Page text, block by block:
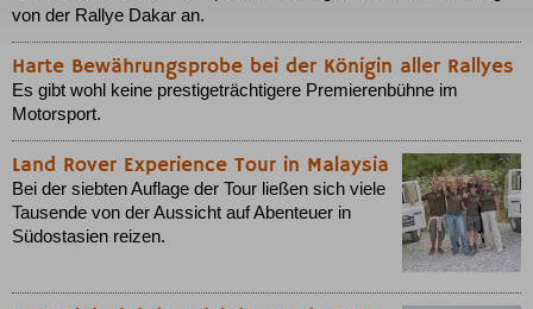
von der Rallye Dakar an.
Harte Bewährungsprobe bei der Königin aller Rallyes
Es gibt wohl keine prestigeträchtigere Premierenbühne im
Motorsport.
Land Rover Experience Tour in Malaysia
Bei der siebten Auflage der Tour ließen sich viele
Tausende von der Aussicht auf Abenteuer in
Südostasien reizen.